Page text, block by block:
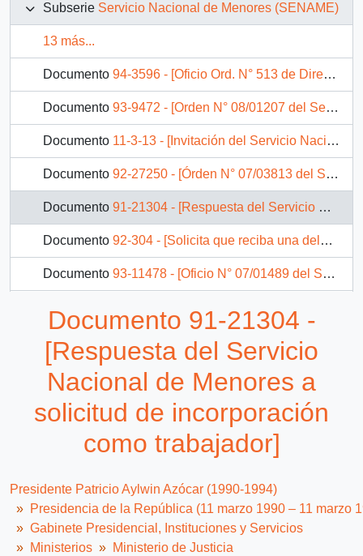
Subserie Servicio Nacional de Menores (SENAME)
13 más...
Documento 94-3596 - [Oficio Ord. N° 513 de Directora Nacional de SENAME, informa]
Documento 93-9472 - [Orden N° 08/01207 del Servicio Nacional de Menores]
Documento 11-3-13 - [Invitación del Servicio Nacional de Menores.]
Documento 92-27250 - [Órden N° 07/03813 del Servicio Nacional de Menores]
Documento 91-21304 - [Respuesta del Servicio Nacional de Menores a solicitud de incorporación como trabajador]
Documento 92-304 - [Solicita que reciba una delegación de jóvenes del Servicio Nacional de Menores]
Documento 93-11478 - [Oficio N° 07/01489 del Servicio Nacional de Menores]
Documento 92-11612 - [Oficio del Secretario Regional Ministerial de Justicia de la Región Metropolitana dirigido al Jefe de Departamento de Adopción del Servicio Nacional de Menores]
3 más...
Documento 91-21304 -
[Respuesta del Servicio
Nacional de Menores a
solicitud de incorporación
como trabajador]
Presidente Patricio Aylwin Azócar (1990-1994)
Presidencia de la República (11 marzo 1990 – 11 marzo
Gabinete Presidencial, Instituciones y Servicios
Ministerios
Ministerio de Justicia